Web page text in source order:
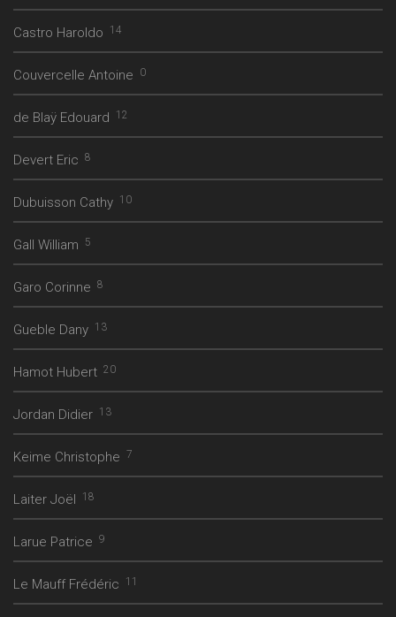
Castro Haroldo 14
Couvercelle Antoine 0
de Blaÿ Edouard 12
Devert Eric 8
Dubuisson Cathy 10
Gall William 5
Garo Corinne 8
Gueble Dany 13
Hamot Hubert 20
Jordan Didier 13
Keime Christophe 7
Laiter Joël 18
Larue Patrice 9
Le Mauff Frédéric 11